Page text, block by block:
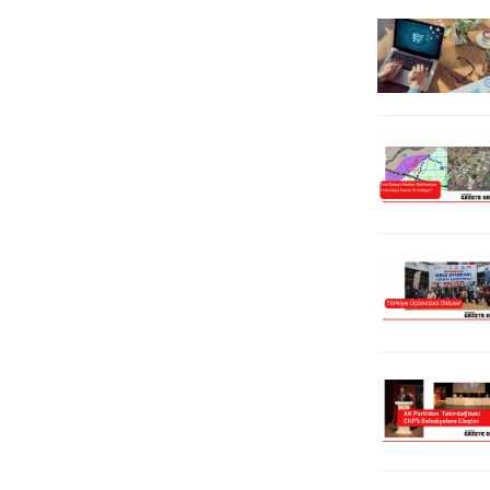
yakıt almak için akaryakıt...